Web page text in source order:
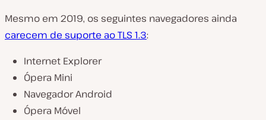
Mesmo em 2019, os seguintes navegadores ainda
carecem de suporte ao TLS 1.3:
Internet Explorer
Ópera Mini
Navegador Android
Ópera Móvel